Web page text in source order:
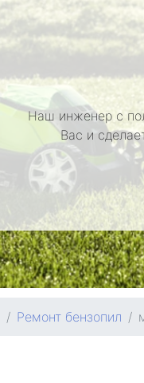
Наш инженер с
Вас и
Ремонт бензопил